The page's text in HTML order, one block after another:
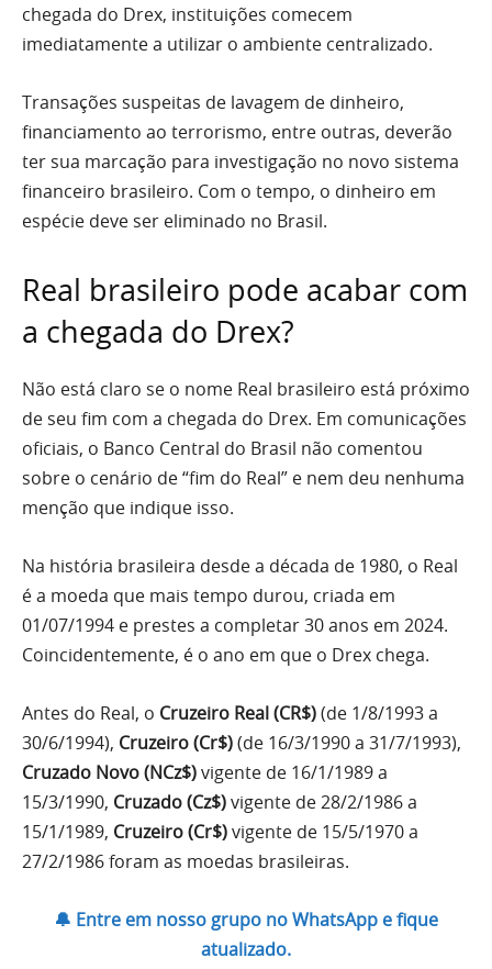
chegada do Drex, instituições comecem
imediatamente a utilizar o ambiente centralizado.
Transações suspeitas de lavagem de dinheiro,
financiamento ao terrorismo, entre outras, deverão
ter sua marcação para investigação no novo sistema
financeiro brasileiro. Com o tempo, o dinheiro em
espécie deve ser eliminado no Brasil.
Real brasileiro pode acabar com
a chegada do Drex?
Não está claro se o nome Real brasileiro está próximo
de seu fim com a chegada do Drex. Em comunicações
oficiais, o Banco Central do Brasil não comentou
sobre o cenário de “fim do Real” e nem deu nenhuma
menção que indique isso.
Na história brasileira desde a década de 1980, o Real
é a moeda que mais tempo durou, criada em
01/07/1994 e prestes a completar 30 anos em 2024.
Coincidentemente, é o ano em que o Drex chega.
Antes do Real, o Cruzeiro Real (CR$)(de 1/8/1993 a
30/6/1994), Cruzeiro (Cr$)(de 16/3/1990 a 31/7/1993),
Cruzado Novo (NCz$)vigente de 16/1/1989 a
15/3/1990, Cruzado (Cz$)vigente de 28/2/1986 a
15/1/1989, Cruzeiro (Cr$)vigente de 15/5/1970 a
27/2/1986 foram as moedas brasileiras.
🔔 Entre em nosso grupo no WhatsApp e fique
atualizado.